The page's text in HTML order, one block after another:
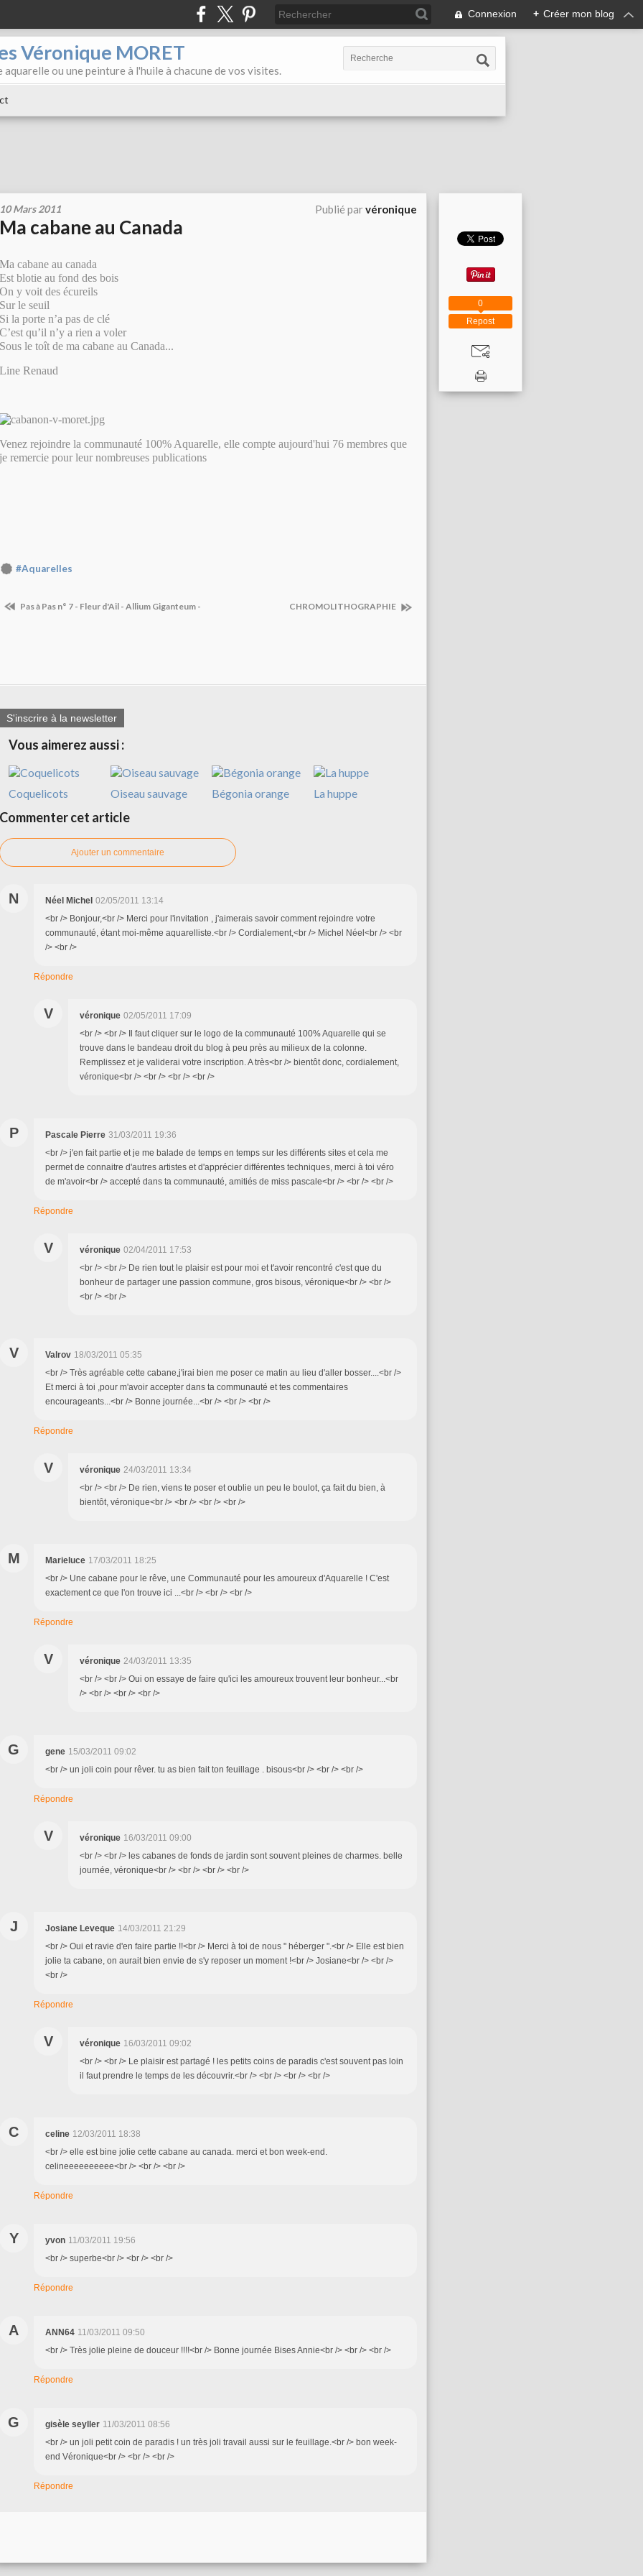
Connexion + Créer mon blog
Véronique MORET
ou une peinture à l'huile à chacune de vos visites.
10 Mars 2011 Publié parvéronique
Ma cabane au Canada
Ma cabane au canada
Est blotie au fond des bois
On y voit des écureils
Sur le seuil
Si la porte n’a pas de clé
C’est qu’il n’y a rien a voler
Sous le toît de ma cabane au Canada...
Line Renaud
Venez rejoindre la communauté 100% Aquarelle, elle compte aujourd'hui 76 membres que
je remercie pour leur nombreuses publications
#Aquarelles
Pas à Pas n° 7 - Fleur d'Ail - Allium Giganteum - CHROMOLITHOGRAPHIE
S'inscrire à la newsletter
Vous aimerez aussi :
Coquelicots Oiseau sauvage Bégonia orange La huppe
Commenter cet article
Ajouter un commentaire
N Néel Michel 02/05/2011 13:14
<br /> Bonjour,<br /> Merci pour l'invitation , j'aimerais savoir comment rejoindre votre
communauté, étant moi-même aquarelliste.<br /> Cordialement,<br /> Michel Néel<br /> <br
/> <br />
Répondre
V véronique 02/05/2011 17:09
<br /> <br /> Il faut cliquer sur le logo de la communauté 100% Aquarelle qui se
trouve dans le bandeau droit du blog à peu près au milieux de la colonne.
Remplissez et je validerai votre inscription. A très<br /> bientôt donc, cordialement,
véronique<br /> <br /> <br /> <br />
P Pascale Pierre 31/03/2011 19:36
<br /> j'en fait partie et je me balade de temps en temps sur les différents sites et cela me
permet de connaitre d'autres artistes et d'apprécier différentes techniques, merci à toi véro
de m'avoir<br /> accepté dans ta communauté, amitiés de miss pascale<br /> <br /> <br />
Répondre
V véronique 02/04/2011 17:53
<br /> <br /> De rien tout le plaisir est pour moi et t'avoir rencontré c'est que du
bonheur de partager une passion commune, gros bisous, véronique<br /> <br />
<br /> <br />
V Valrov 18/03/2011 05:35
<br /> Très agréable cette cabane,j'irai bien me poser ce matin au lieu d'aller bosser....<br />
Et merci à toi ,pour m'avoir accepter dans ta communauté et tes commentaires
encourageants...<br /> Bonne journée...<br /> <br /> <br />
Répondre
V véronique 24/03/2011 13:34
<br /> <br /> De rien, viens te poser et oublie un peu le boulot, ça fait du bien, à
bientôt, véronique<br /> <br /> <br /> <br />
M Marieluce 17/03/2011 18:25
<br /> Une cabane pour le rêve, une Communauté pour les amoureux d'Aquarelle ! C'est
exactement ce que l'on trouve ici ...<br /> <br /> <br />
Répondre
V véronique 24/03/2011 13:35
<br /> <br /> Oui on essaye de faire qu'ici les amoureux trouvent leur bonheur...<br
/> <br /> <br /> <br />
G gene 15/03/2011 09:02
<br /> un joli coin pour rêver. tu as bien fait ton feuillage . bisous<br /> <br /> <br />
Répondre
V véronique 16/03/2011 09:00
<br /> <br /> les cabanes de fonds de jardin sont souvent pleines de charmes. belle
journée, véronique<br /> <br /> <br /> <br />
J Josiane Leveque 14/03/2011 21:29
<br /> Oui et ravie d'en faire partie !!<br /> Merci à toi de nous " héberger ".<br /> Elle est bien
jolie ta cabane, on aurait bien envie de s'y reposer un moment !<br /> Josiane<br /> <br />
<br />
Répondre
V véronique 16/03/2011 09:02
<br /> <br /> Le plaisir est partagé ! les petits coins de paradis c'est souvent pas loin
il faut prendre le temps de les découvrir.<br /> <br /> <br /> <br />
C celine 12/03/2011 18:38
<br /> elle est bine jolie cette cabane au canada. merci et bon week-end.
celineeeeeeeeee<br /> <br /> <br />
Répondre
Y yvon 11/03/2011 19:56
<br /> superbe<br /> <br /> <br />
Répondre
A ANN64 11/03/2011 09:50
<br /> Très jolie pleine de douceur !!!!<br /> Bonne journée Bises Annie<br /> <br /> <br />
Répondre
G gisèle seyller 11/03/2011 08:56
<br /> un joli petit coin de paradis ! un très joli travail aussi sur le feuillage.<br /> bon week-
end Véronique<br /> <br /> <br />
Répondre
Repost
0